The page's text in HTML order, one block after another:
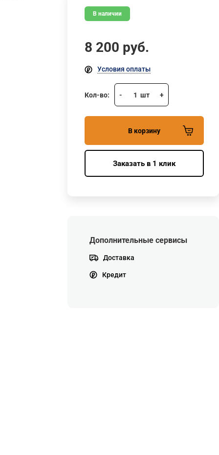
В наличии
8 200 руб.
Условия оплаты
Кол-во: - 1 шт +
В корзину
Заказать в 1 клик
Дополнительные сервисы
Доставка
Кредит